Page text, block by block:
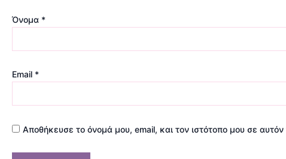
Όνομα *
Email *
Αποθήκευσε το όνομά μου, email, και τον ιστότοπο μου σε